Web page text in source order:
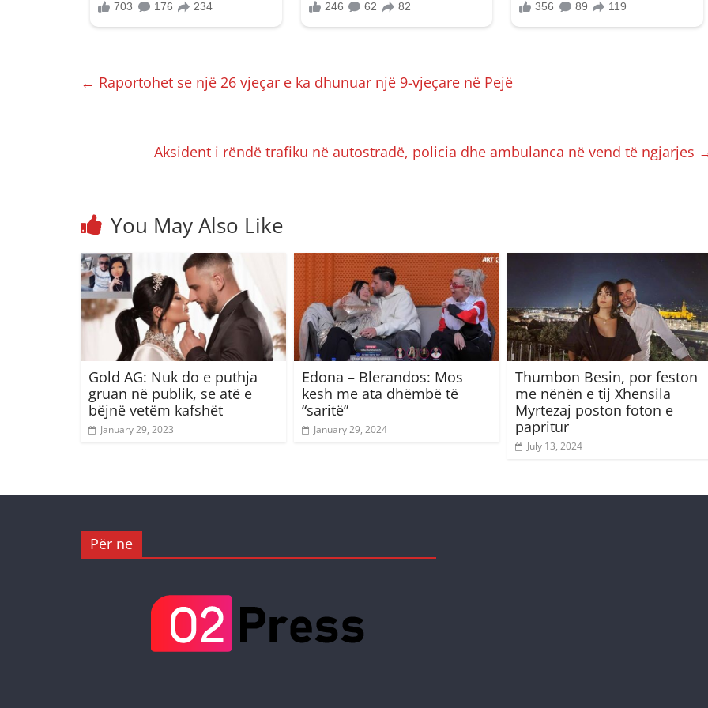
← Raportohet se një 26 vjeçar e ka dhunuar një 9-vjeçare në Pejë
Aksident i rëndë trafiku në autostradë, policia dhe ambulanca në vend të ngjarjes
You May Also Like
Gold AG: Nuk do e puthja
gruan në publik, se atë e
bëjnë vetëm kafshët
January 29, 2023
Edona – Blerandos: Mos
kesh me ata dhëmbë të
“saritë”
January 29, 2024
Thumbon Besin, por feston
me nënën e tij Xhensila
Myrtezaj poston foton e
papritur
July 13, 2024
Për ne